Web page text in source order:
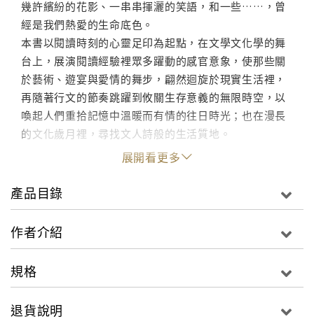
幾許繽紛的花影、一串串揮灑的笑語，和一些……，曾
經是我們熱愛的生命底色。
本書以閱讀時刻的心靈足印為起點，在文學文化學的舞
台上，展演閱讀經驗裡眾多躍動的感官意象，使那些關
於藝術、遊宴與愛情的舞步，翩然迴旋於現實生活裡，
再隨著行文的節奏跳躍到攸關生存意義的無限時空，以
喚起人們重拾記憶中溫暖而有情的往日時光；也在漫長
的文化歲月裡，尋找文人詩般的生活質地。
展開看更多
產品目錄
作者介紹
規格
退貨說明